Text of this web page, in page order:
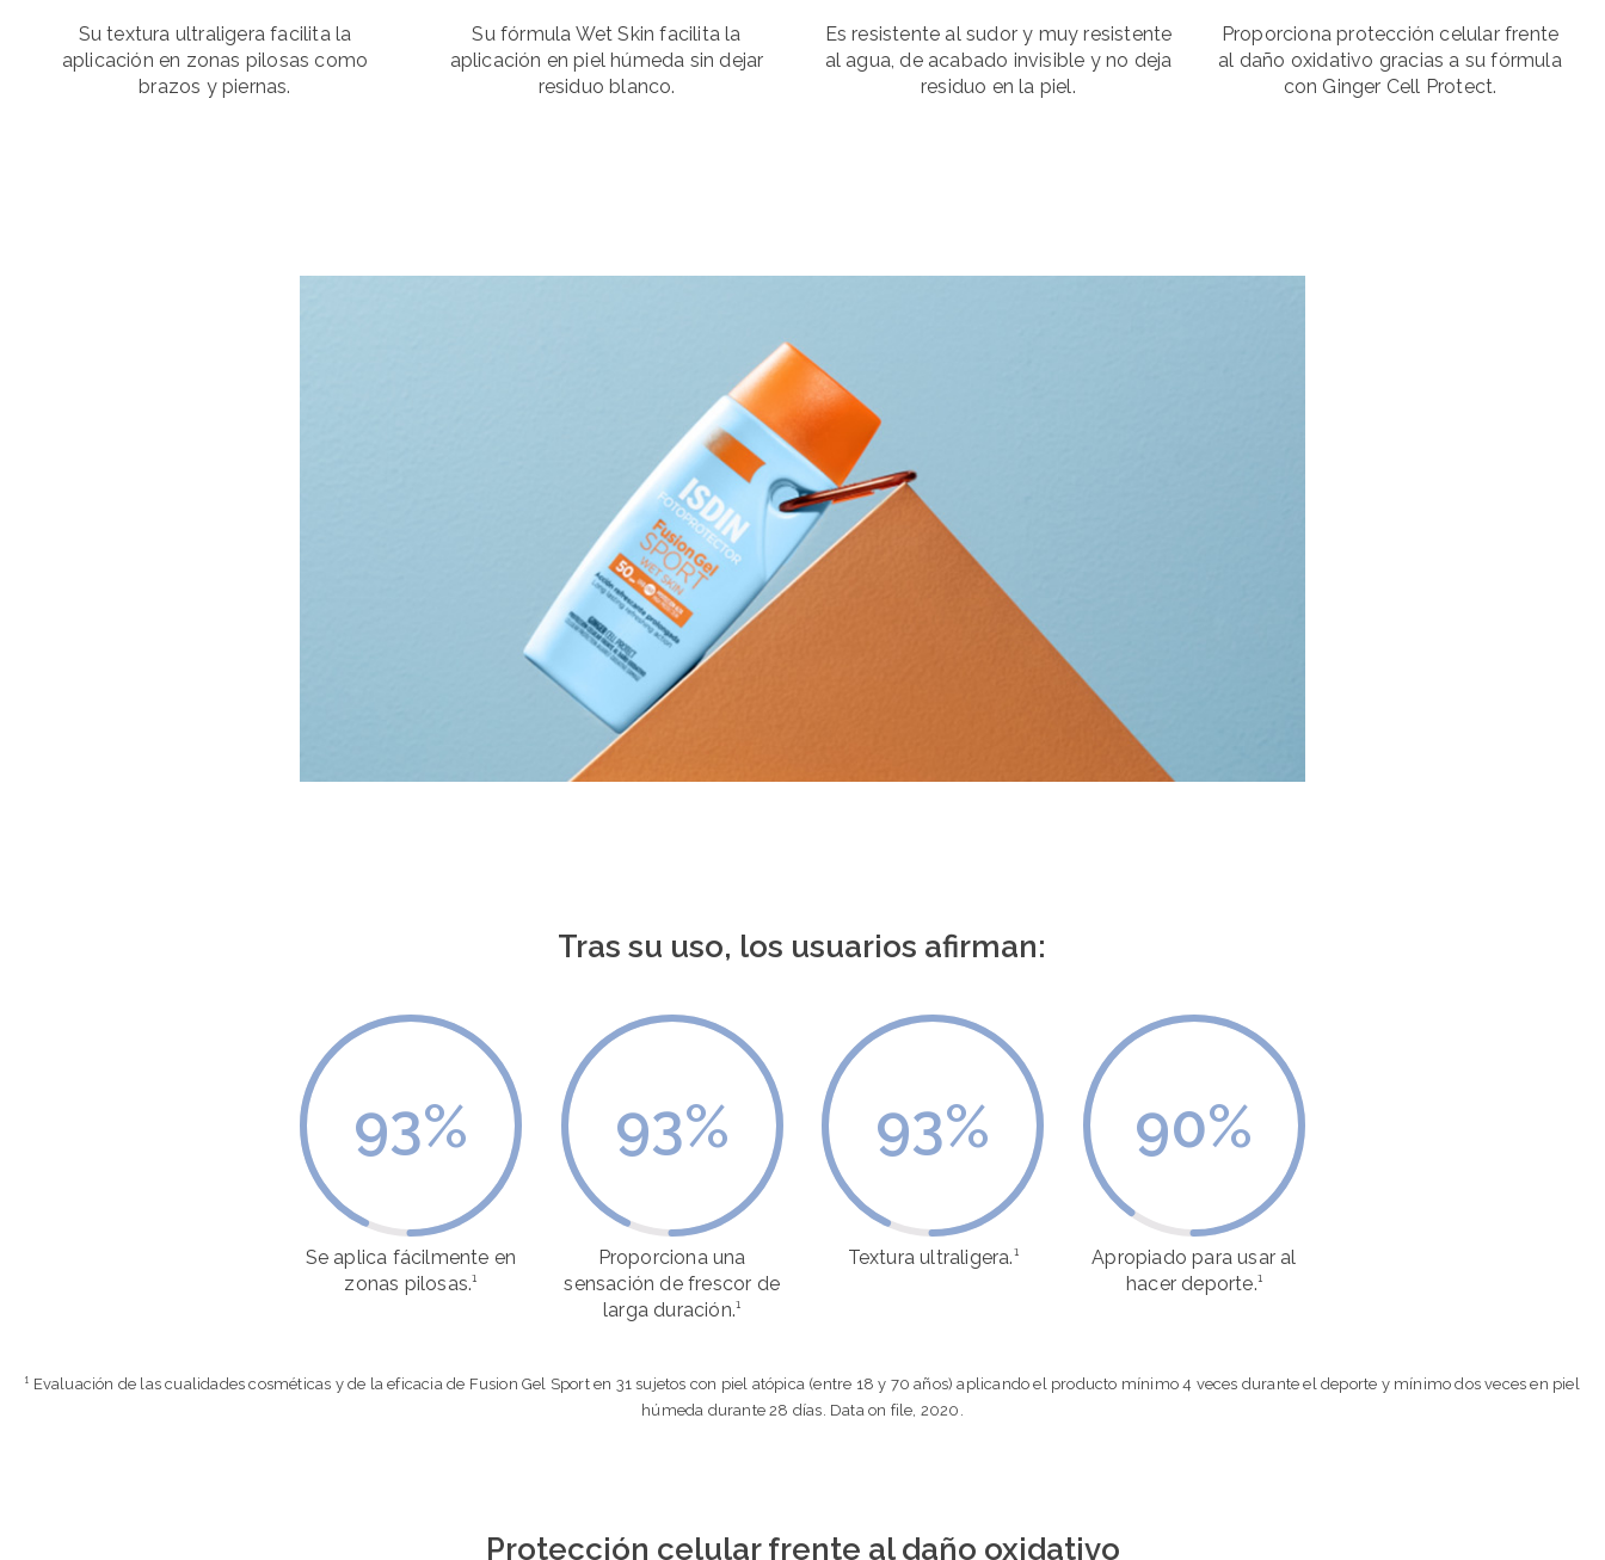
Su textura ultraligera facilita la
aplicación en zonas pilosas como
brazos y piernas.
Su fórmula Wet Skin facilita la
aplicación en piel húmeda sin dejar
residuo blanco.
Es resistente al sudor y muy resistente
al agua, de acabado invisible y no deja
residuo en la piel.
Proporciona protección celular frente
al daño oxidativo gracias a su fórmula
con Ginger Cell Protect.
Tras su uso, los usuarios afirman:
93%
Se aplica fácilmente en
zonas pilosas.¹
93%
Proporciona una
sensación de frescor de
larga duración.¹
93%
Textura ultraligera.¹
90%
Apropiado para usar al
hacer deporte.¹
¹ Evaluación de las cualidades cosméticas y de la eficacia de Fusion Gel Sport en 31 sujetos con piel atópica (entre 18 y 70 años) aplicando el producto mínimo 4 veces durante el deporte y mínimo dos veces en piel
húmeda durante 28 días. Data on file, 2020.
Protección celular frente al daño oxidativo